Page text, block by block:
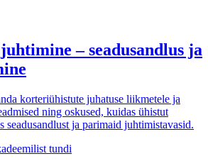
– seadusandlus ja
korteriühistute juhatuse liikmetele ja
ning oskused, kuidas ühistut
seadusandlust ja parimaid juhtimistavasid.
tundi